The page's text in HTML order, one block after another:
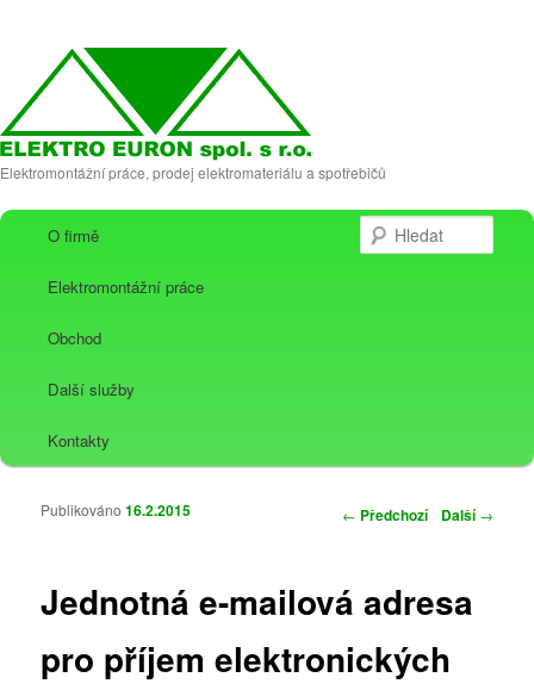
Elektromontážní práce, prodej elektromateriálu a spotřebičů
Hledat
Hlavní navigační menu
Přejít k hlavnímu obsahu webu
Přejít k obsahu postranního panelu
O firmě
Elektromontážní práce
Obchod
Další služby
Kontakty
Navigace pro
← Předchozí Další→
Jednotná e-mailová adresa
pro příjem elektronických
Publikováno16.2.2015